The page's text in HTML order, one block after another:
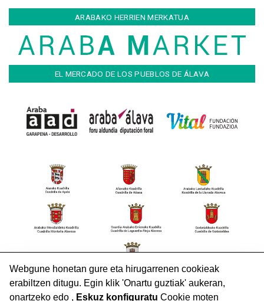
ARABAKO HERRIEN MERKATUA
EL MERCADO DE LOS PUEBLOS DE ÁLAVA